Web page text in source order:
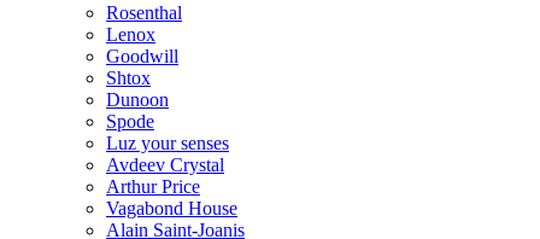
Rosenthal
Lenox
Goodwill
Shtox
Dunoon
Spode
Luz your senses
Avdeev Crystal
Arthur Price
Vagabond House
Alain Saint-Joanis